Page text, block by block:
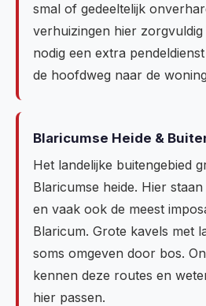
smal of gedeeltelijk
verhuizingen hier
nodig een extra
de hoofdweg naar de
Blaricumse Heide &
Het landelijke buitengebied
Blaricumse heide. Hier
en vaak ook de meest
Blaricum. Grote kavels met
soms omgeven door bos.
kennen deze routes en
hier passen.